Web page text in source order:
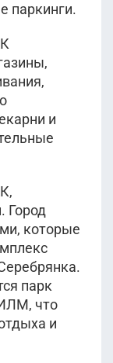
паркинги.
и
Город
которые
парк
что
и